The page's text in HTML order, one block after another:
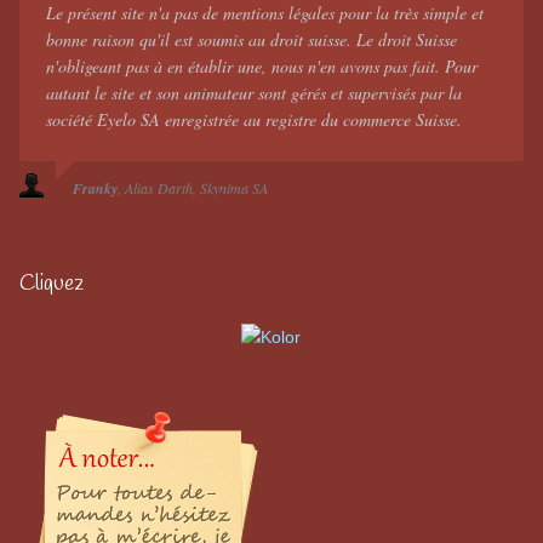
Le présent site n'a pas de mentions légales pour la très simple et
bonne raison qu'il est soumis au droit suisse. Le droit Suisse
n'obligeant pas à en établir une, nous n'en avons pas fait. Pour
autant le site et son animateur sont gérés et supervisés par la
société Eyelo SA enregistrée au registre du commerce Suisse.
Franky Alias Darth Skynima SA
Cliquez